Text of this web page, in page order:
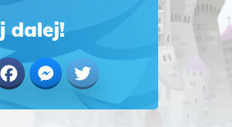
dalej!
MessengerTwitter